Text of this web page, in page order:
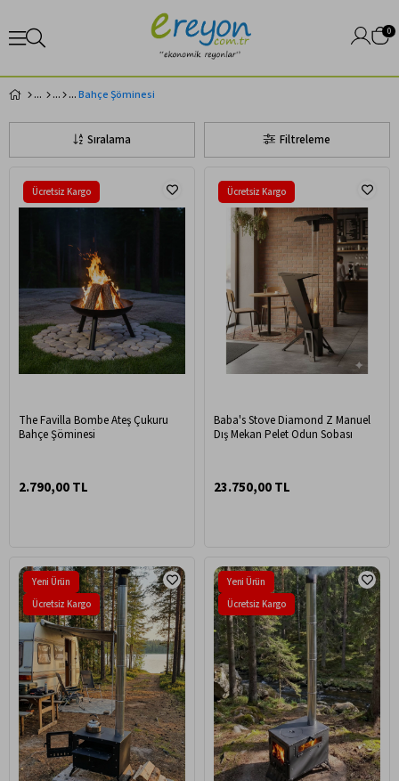
0
Bahçe Şöminesi
Filtreleme
Sıralama
The Favilla Bombe Ateş Çukuru
Bahçe Şöminesi
2.790,00 TL
Ücretsiz Kargo
Baba's Stove Diamond Z Manuel
Dış Mekan Pelet Odun Sobası
23.750,00 TL
Ücretsiz Kargo
Yeni Ürün
Ücretsiz Kargo
Yeni Ürün
Ücretsiz Kargo